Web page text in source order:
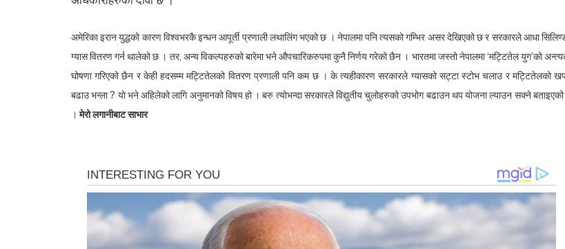
अमेरिका इरान युद्धको कारण विश्वभरकै इन्धन आपूर्ती प्रणाली लथालिंग भएको छ । नेपालमा पनि त्यसको गम्भिर असर देखिएको छ र सरकारले आधा
ग्यास वितरण गर्न थालेको छ । तर, अन्य विकल्पहरुको बारेमा भने औपचारिकरुपमा कुनै निर्णय गरेको छैन । भारतमा जस्तो नेपालमा ‘मट्टितेल युग’को
घोषणा गरिएको छैन र केही हदसम्म मट्टितेलको वितरण प्रणाली पनि कम छ । के त्यहीकारण सरकारले ग्यासको सट्टा स्टोभ चलाउ र मट्टितेलको
बढाउ भन्ला ? यो भने अहिलेको लागि अनुमानको विषय हो । बरु त्योभन्दा सरकारले विद्युतीय चुलोहरुको उपभोग बढाउन थप योजना ल्याउन सक्ने
।मेरो लगानीबाट साभार